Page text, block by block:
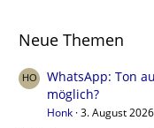
Neue Themen
WhatsApp: Ton
möglich?
Honk 3. August